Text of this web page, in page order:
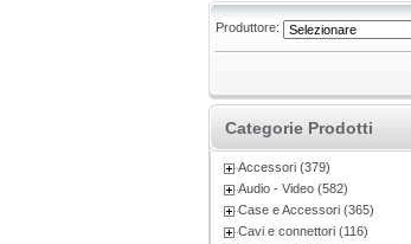
Produttore:
Categorie Prodotti
Accessori (379)
Audio - Video (582)
Case e Accessori (365)
Cavi e connettori (116)